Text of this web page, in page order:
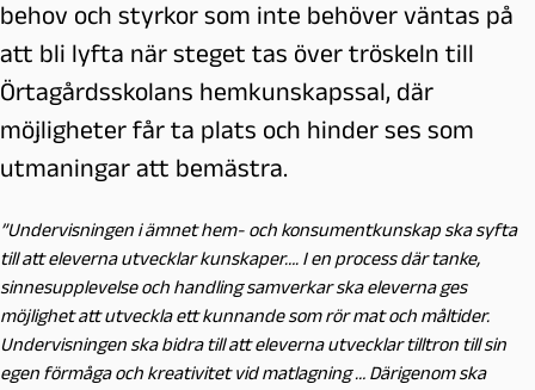
behov och styrkor som inte behöver väntas på
att bli lyfta när steget tas över tröskeln till
Örtagårdsskolans hemkunskapssal, där
möjligheter får ta plats och hinder ses som
utmaningar att bemästra.
”Undervisningen i ämnet hem- och konsumentkunskap ska syfta
till att eleverna utvecklar kunskaper…. I en process där tanke,
sinnesupplevelse och handling samverkar ska eleverna ges
möjlighet att utveckla ett kunnande som rör mat och måltider.
Undervisningen ska bidra till att eleverna utvecklar tilltron till sin
egen förmåga och kreativitet vid matlagning … Därigenom ska